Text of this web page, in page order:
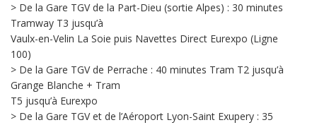
> De la Gare TGV de la Part-Dieu (sortie Alpes) : 30 minutes
Tramway T3 jusqu’à
Vaulx-en-Velin La Soie puis Navettes Direct Eurexpo (Ligne
100)
> De la Gare TGV de Perrache : 40 minutes Tram T2 jusqu’à
Grange Blanche + Tram
T5 jusqu’à Eurexpo
> De la Gare TGV et de l’Aéroport Lyon-Saint Exupery : 35